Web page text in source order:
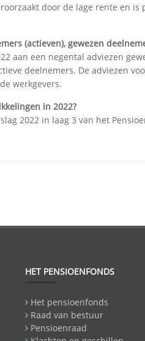
door de lage rente en
(actieven), gewezen
aan een negental adviezen
deelnemers. De adviezen
werkgevers.
in 2022?
2022 in laag 3 van het
HET PENSIOENFONDS
Het pensioenfonds
Raad van bestuur
Pensioenraad